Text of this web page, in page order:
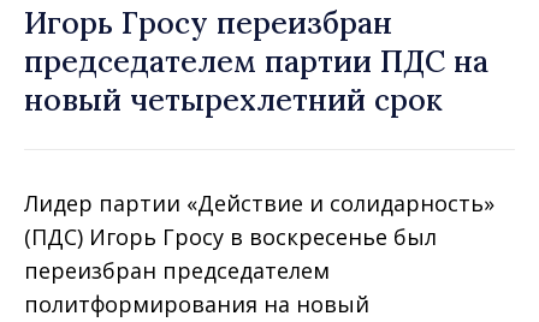
Игорь Гросу переизбран
председателем партии ПДС на
новый четырехлетний срок
Лидер партии «Действие и солидарность»
(ПДС) Игорь Гросу в воскресенье был
переизбран председателем
политформирования на новый